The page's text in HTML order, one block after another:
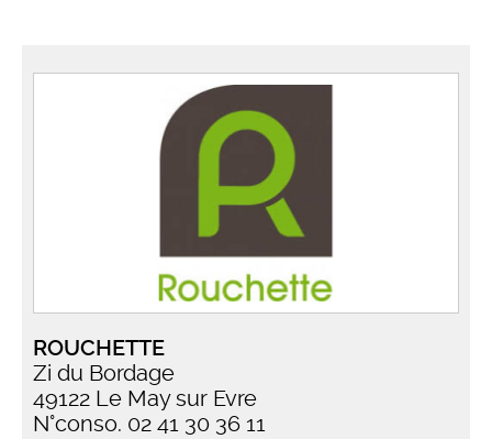
ROUCHETTE
Zi du Bordage
49122 Le May sur Evre
N°conso. 02 41 30 36 11